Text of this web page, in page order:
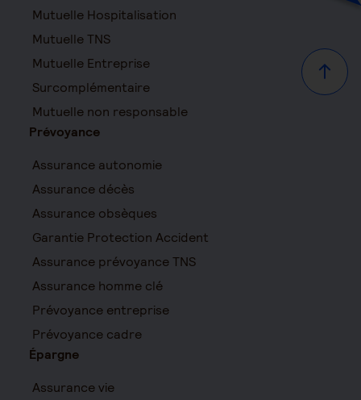
Haut
Mutuelle Hospitalisation
Mutuelle TNS
Mutuelle Entreprise
Surcomplémentaire
Mutuelle non responsable
Prévoyance
Assurance autonomie
Assurance décès
Assurance obsèques
Garantie Protection Accident
Assurance prévoyance TNS
Assurance homme clé
Prévoyance entreprise
Prévoyance cadre
Épargne
Assurance vie